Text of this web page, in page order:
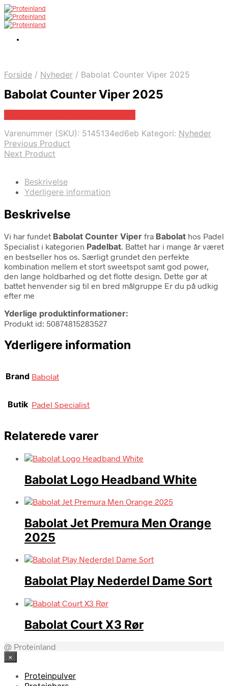
Forside / Nyheder / Babolat Counter Viper 2025
Babolat Counter Viper 2025
Varenummer (SKU): 5145134ed6eb Kategori: Nyheder
Previous Product
Next Product
Beskrivelse
Yderligere information
Beskrivelse
Vi har fundet Babolat Counter Viper fra Babolat hos Padel
Specialist i kategorien Padelbat. Battet har i mange år været
en bestseller hos os. Særligt grundet den perfekte
kombination mellem et stort sweetspot samt god power,
den lange holdbarhed og det flotte design. Dette gør at
battet henvender sig til en bred målgruppe Er du på udkig
efter me
Yderlige produktinformationer:
Produkt id: 50874815283527
Yderligere information
Brand Babolat
Butik Padel Specialist
Relaterede varer
Babolat Logo Headband White
Babolat Jet Premura Men Orange
2025
Babolat Play Nederdel Dame Sort
Babolat Court X3 Rør
@ Proteinland
×
Proteinpulver